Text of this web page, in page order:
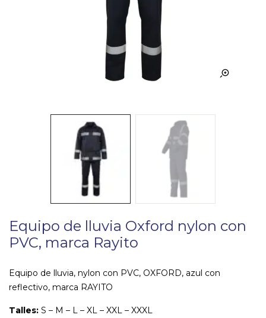
Equipo de lluvia Oxford nylon con
PVC, marca Rayito
Equipo de lluvia, nylon con PVC, OXFORD, azul con
reflectivo, marca RAYITO
Talles: S – M – L – XL – XXL – XXXL